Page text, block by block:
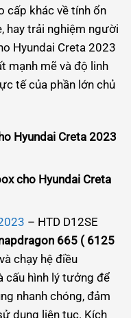
cấp khác về tính ổn
hay trải nghiệm người
Hyundai Creta 2023
mạnh mẽ và độ linh
tế của phần lớn chủ
Hyundai Creta 2023
cho Hyundai Creta
– HTD D12SE
665 ( 6125
và chạy hệ điều
cấu hình lý tưởng để
nhanh chóng, đảm
dụng liên tục. Kích